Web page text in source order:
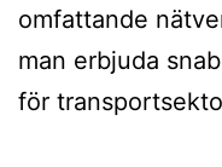
omfattande
man erbjuda
för